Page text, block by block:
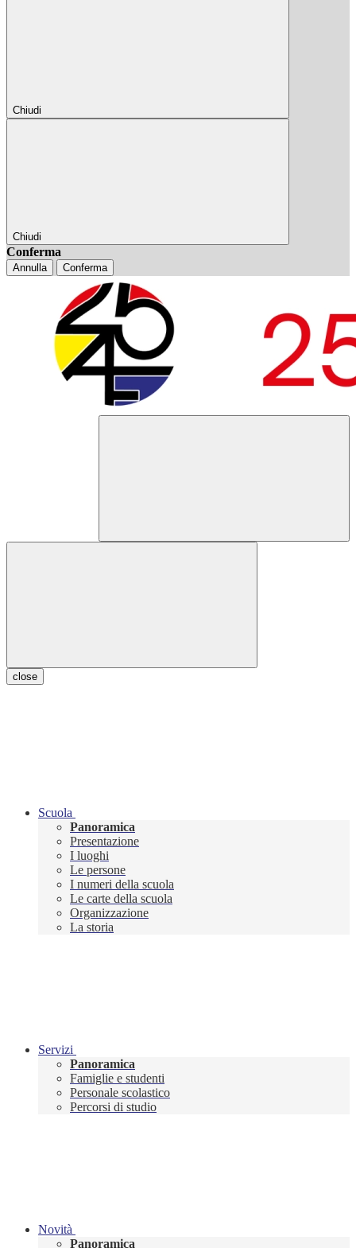
Chiudi
Chiudi
Conferma
Annulla Conferma
close
Scuola
Panoramica
Presentazione
I luoghi
Le persone
I numeri della scuola
Le carte della scuola
Organizzazione
La storia
Servizi
Panoramica
Famiglie e studenti
Personale scolastico
Percorsi di studio
Novità
Panoramica